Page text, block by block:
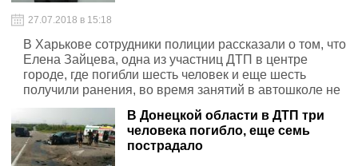
27.07.2018 в 15:18
В Харькове сотрудники полиции рассказали о том, что
Елена Зайцева, одна из участниц ДТП в центре
городе, где погибли шесть человек и еще шесть
получили ранения, во время занятий в автошколе не
раз прогуливала уроки
В Донецкой области в ДТП три
человека погибло, еще семь
пострадало